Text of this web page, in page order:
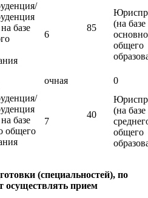
базе
85
6
(на базе
общего
базе
общего
очная
40
0
7
(на базе
общего
(специальностей), по
осуществлять прием